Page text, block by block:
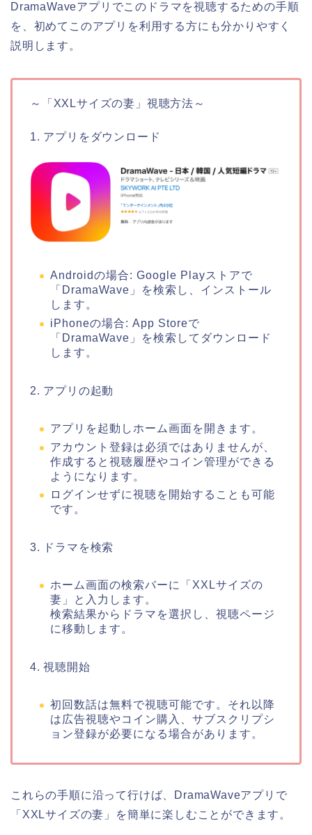
DramaWaveアプリでこのドラマを視聴するための手順
を、初めてこのアプリを利用する方にも分かりやすく
説明します。
～「XXLサイズの妻」視聴方法～
1. アプリをダウンロード
Androidの場合: Google Playストアで
「DramaWave」を検索し、インストール
します。
iPhoneの場合: App Storeで
「DramaWave」を検索してダウンロード
します。
2. アプリの起動
アプリを起動しホーム画面を開きます。
アカウント登録は必須ではありませんが、
作成すると視聴履歴やコイン管理ができる
ようになります。
ログインせずに視聴を開始することも可能
です。
3. ドラマを検索
ホーム画面の検索バーに「XXLサイズの
妻」と入力します。
検索結果からドラマを選択し、視聴ページ
に移動します。
4. 視聴開始
初回数話は無料で視聴可能です。それ以降
は広告視聴やコイン購入、サブスクリプシ
ョン登録が必要になる場合があります。
これらの手順に沿って行けば、DramaWaveアプリで
「XXLサイズの妻」を簡単に楽しむことができます。